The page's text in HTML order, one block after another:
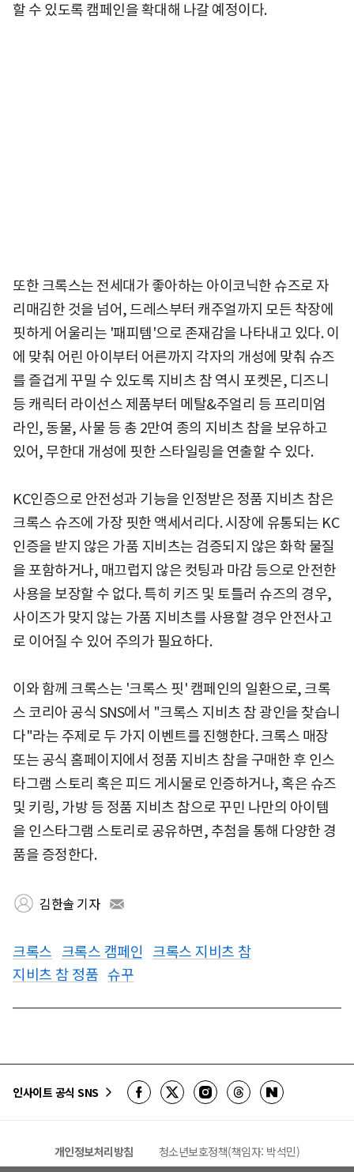
할 수 있도록 캠페인을 확대해 나갈 예정이다.
또한 크록스는 전세대가 좋아하는 아이코닉한 슈즈로 자
리매김한 것을 넘어, 드레스부터 캐주얼까지 모든 착장에
핏하게 어울리는 '패피템'으로 존재감을 나타내고 있다. 이
에 맞춰 어린 아이부터 어른까지 각자의 개성에 맞춰 슈즈
를 즐겁게 꾸밀 수 있도록 지비츠 참 역시 포켓몬, 디즈니
등 캐릭터 라이선스 제품부터 메탈&주얼리 등 프리미엄
라인, 동물, 사물 등 총 2만여 종의 지비츠 참을 보유하고
있어, 무한대 개성에 핏한 스타일링을 연출할 수 있다.
KC인증으로 안전성과 기능을 인정받은 정품 지비츠 참은
크록스 슈즈에 가장 핏한 액세서리다. 시장에 유통되는 KC
인증을 받지 않은 가품 지비츠는 검증되지 않은 화학 물질
을 포함하거나, 매끄럽지 않은 컷팅과 마감 등으로 안전한
사용을 보장할 수 없다. 특히 키즈 및 토틀러 슈즈의 경우,
사이즈가 맞지 않는 가품 지비츠를 사용할 경우 안전사고
로 이어질 수 있어 주의가 필요하다.
이와 함께 크록스는 '크록스 핏' 캠페인의 일환으로, 크록
스 코리아 공식 SNS에서 "크록스 지비츠 참 광인을 찾습니
다"라는 주제로 두 가지 이벤트를 진행한다. 크록스 매장
또는 공식 홈페이지에서 정품 지비츠 참을 구매한 후 인스
타그램 스토리 혹은 피드 게시물로 인증하거나, 혹은 슈즈
및 키링, 가방 등 정품 지비츠 참으로 꾸민 나만의 아이템
을 인스타그램 스토리로 공유하면, 추첨을 통해 다양한 경
품을 증정한다.
김한솔 기자
크록스 크록스 캠페인 크록스 지비츠 참
지비츠 참 정품 슈꾸
인사이트 공식 SNS
개인정보처리방침
청소년보호정책(책임자: 박석민)